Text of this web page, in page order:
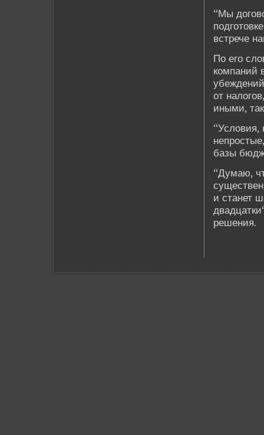
“Мы
встрече
По его
компаний
от
иными,
“Условия,
базы
“Думаю,
и станет
решения.